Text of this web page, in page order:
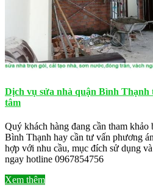
Dịch vụ sửa nhà quận Bình Thạnh
tâm
Quý khách hàng đang cần tham khảo
Bình Thạnh hay cần tư vấn phương
hợp với nhu cầu, mục đích sử dụng
ngay hotline 0967854756
Xem thêm